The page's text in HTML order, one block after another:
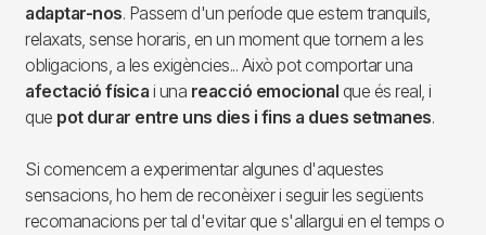
adaptar-nos. Passem d'un període que estem tranquils,
relaxats, sense horaris, en un moment que tornem a les
obligacions, a les exigències... Això pot comportar una
afectació física i una reacció emocional que és real, i
que pot durar entre uns dies i fins a dues setmanes.
Si comencem a experimentar algunes d'aquestes
sensacions, ho hem de reconèixer i seguir les següents
recomanacions per tal d'evitar que s'allargui en el temps o